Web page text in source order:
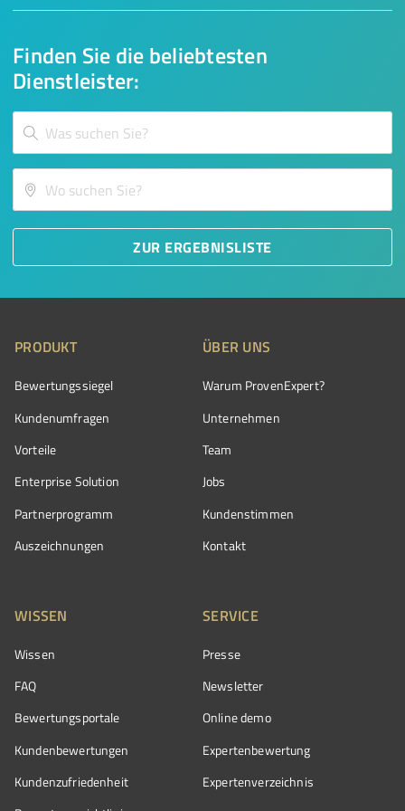
Finden Sie die beliebtesten
Dienstleister:
ZUR ERGEBNISLISTE
PRODUKT
Bewertungssiegel
Kundenumfragen
Vorteile
Enterprise Solution
Partnerprogramm
Auszeichnungen
ÜBER UNS
Warum ProvenExpert?
Unternehmen
Team
Jobs
Kundenstimmen
Kontakt
WISSEN
Wissen
FAQ
Bewertungsportale
Kundenbewertungen
Kundenzufriedenheit
SERVICE
Presse
Newsletter
Online demo
Expertenbewertung
Expertenverzeichnis